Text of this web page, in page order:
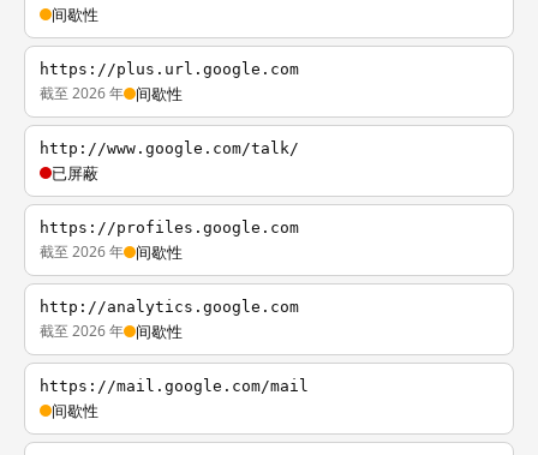
间歇性
https://plus.url.google.com
截至 2026 年 间歇性
http://www.google.com/talk/
已屏蔽
https://profiles.google.com
截至 2026 年 间歇性
http://analytics.google.com
截至 2026 年 间歇性
https://mail.google.com/mail
间歇性